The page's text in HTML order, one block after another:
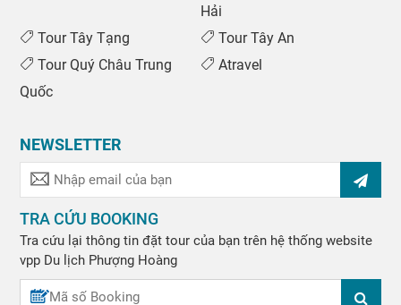
Hải
Tour Tây Tạng
Tour Tây An
Tour Quý Châu Trung
Quốc
Atravel
NEWSLETTER
TRA CỨU BOOKING
Tra cứu lại thông tin đặt tour của bạn trên hệ thống website
vpp Du lịch Phượng Hoàng